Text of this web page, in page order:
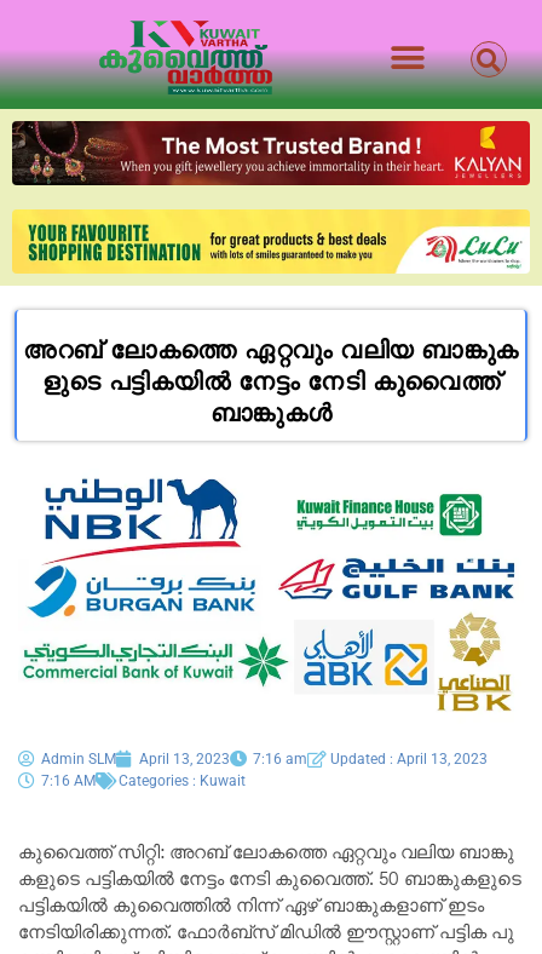
അ​റ​ബ് ലോ​ക​ത്തെ ഏ​റ്റ​വും വ​ലി​യ ബാ​ങ്കു​ക​
ളു​ടെ പ​ട്ടി​ക​യി​ൽ നേ​ട്ടം നേടി കു​വൈ​ത്ത്
ബാങ്കുകൾ
Admin SLM April 13, 2023 7:16 am
Updated : April 13, 2023
7:16 AM
Categories : Kuwait
കു​വൈ​ത്ത് സി​റ്റി: അ​റ​ബ് ലോ​ക​ത്തെ ഏ​റ്റ​വും വ​ലി​യ ബാ​ങ്കു​
ക​ളു​ടെ പ​ട്ടി​ക​യി​ൽ നേ​ട്ടം നേടി കു​വൈ​ത്ത്. 50 ബാ​ങ്കു​ക​ളു​ടെ
പ​ട്ടി​ക​യി​ൽ കു​വൈ​ത്തി​ല്‍ നി​ന്ന് ഏ​ഴ് ബാ​ങ്കു​ക​ളാണ് ഇടം
നേടിയിരിക്കുന്നത്. ഫോ​ര്‍ബ്സ് മി​ഡി​ല്‍ ഈ​സ്റ്റാ​ണ് പ​ട്ടി​ക പു​